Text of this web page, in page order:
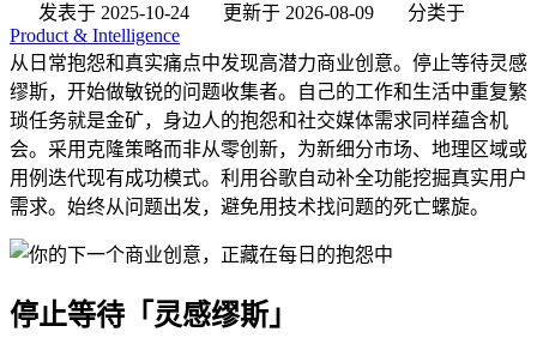
发表于 2025-10-24 更新于 2026-08-09
分类于
Product & Intelligence
从日常抱怨和真实痛点中发现高潜力商业创意。停止等待灵感
缪斯，开始做敏锐的问题收集者。自己的工作和生活中重复繁
琐任务就是金矿，身边人的抱怨和社交媒体需求同样蕴含机
会。采用克隆策略而非从零创新，为新细分市场、地理区域或
用例迭代现有成功模式。利用谷歌自动补全功能挖掘真实用户
需求。始终从问题出发，避免用技术找问题的死亡螺旋。
停止等待「灵感缪斯」